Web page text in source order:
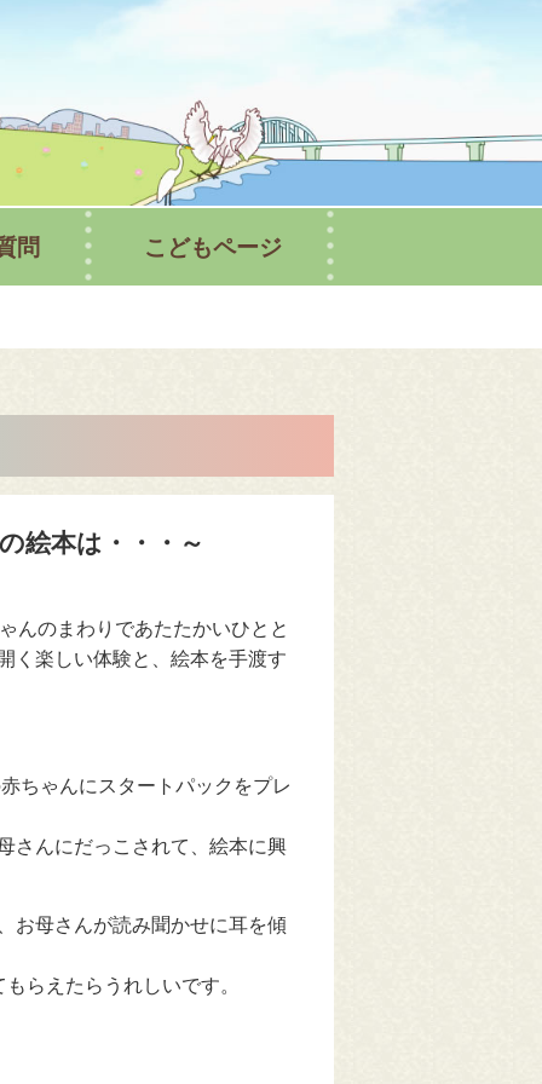
館ホームページ
問 こどもページ
絵本は・・・～
んのまわりであたたかいひとと
く楽しい体験と、絵本を手渡す
ちゃんにスタートパックをプレ
さんにだっこされて、絵本に興
お母さんが読み聞かせに耳を傾
らえたらうれしいです。